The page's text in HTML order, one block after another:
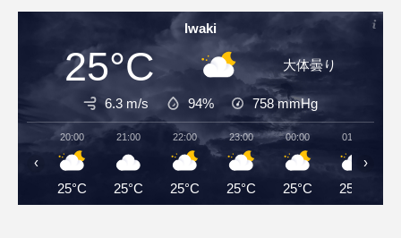
Iwaki
25°C 大体曇り
6.3 m/s 94% 758mmHg
20:00
25°C
21:00
25°C
22:00
25°C
23:00
25°C
00:00
25°C
01:00
25°C
‹ ›